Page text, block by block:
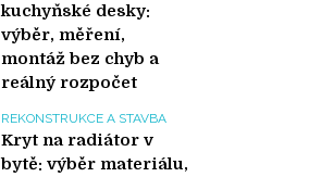
kuchyňské desky:
výběr, měření,
montáž bez chyb a
reálný rozpočet
REKONSTRUKCE A STAVBA
Kryt na radiátor v
bytě: výběr materiálu,